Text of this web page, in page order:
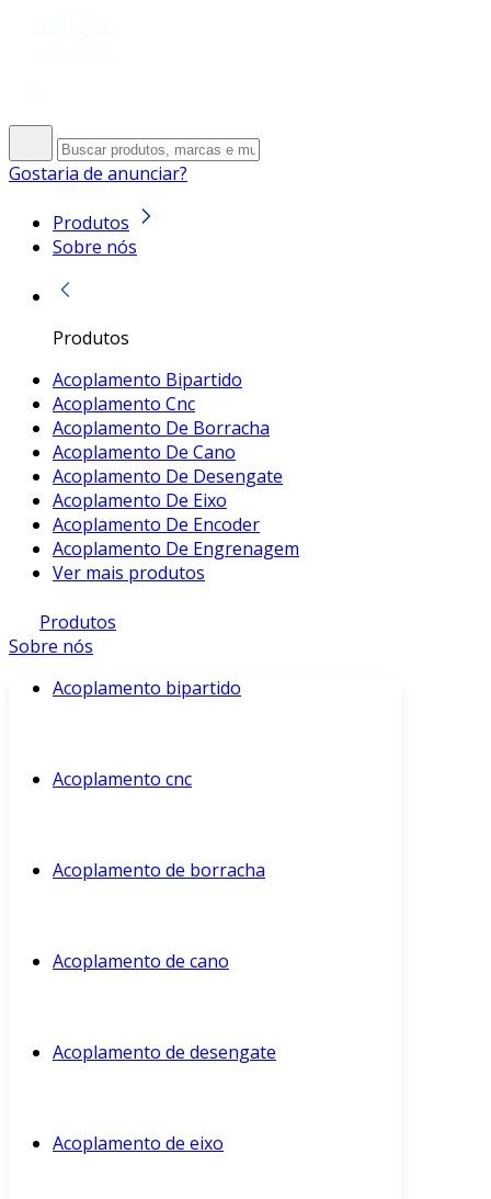
Gostaria de anunciar?
Produtos
Sobre nós
Produtos
Acoplamento Bipartido
Acoplamento Cnc
Acoplamento De Borracha
Acoplamento De Cano
Acoplamento De Desengate
Acoplamento De Eixo
Acoplamento De Encoder
Acoplamento De Engrenagem
Ver mais produtos
Produtos
Sobre nós
Acoplamento bipartido
Acoplamento cnc
Acoplamento de borracha
Acoplamento de cano
Acoplamento de desengate
Acoplamento de eixo